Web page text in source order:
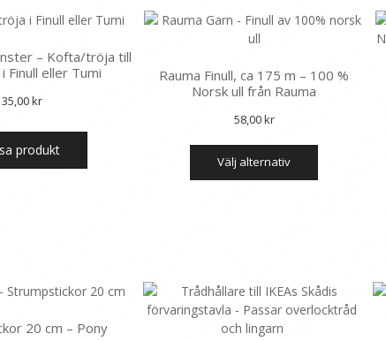
– Kofta/tröja till
Finull eller Tumi
35,00kr
produkt
Rauma Finull, ca 175 m – 100 %
Norsk ull från Rauma
58,00kr
välj alternativ
Den
produkten
alternativen
kan
20 cm – Pony